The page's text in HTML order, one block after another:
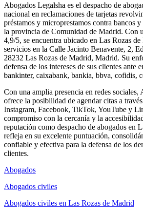
Abogados Legalsha es el despacho de
nacional en reclamaciones de tarjetas
préstamos y microprestamos contra bancos
la provincia de Comunidad de Madrid. Con
4,9/5, se encuentra ubicado en Las Rozas
servicios en la Calle Jacinto Benavente, 2,
28232 Las Rozas de Madrid, Madrid. Su
defensa de los intereses de sus clientes ante
bankinter, caixabank, bankia, bbva, cofidis,
Con una amplia presencia en redes sociales,
ofrece la posibilidad de agendar citas a
Instagram, Facebook, TikTok, YouTube y
compromiso con la cercanía y la
reputación como despacho de abogados en
refleja en su excelente puntuación,
confiable y efectiva para la defensa de los
clientes.
Abogados
Abogados civiles
Abogados civiles en Las Rozas de Madrid